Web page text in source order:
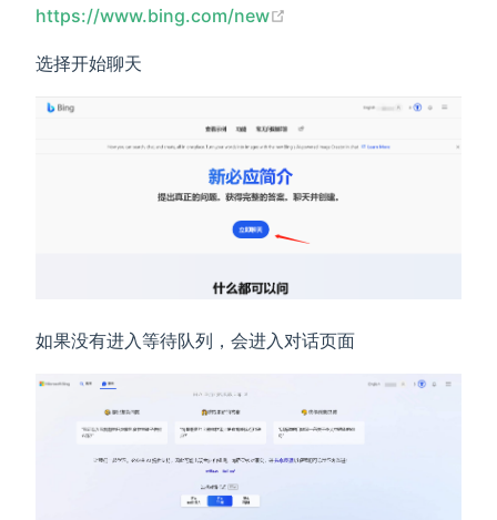
https://www.bing.com/new
选择开始聊天
如果没有进入等待队列，会进入对话页面